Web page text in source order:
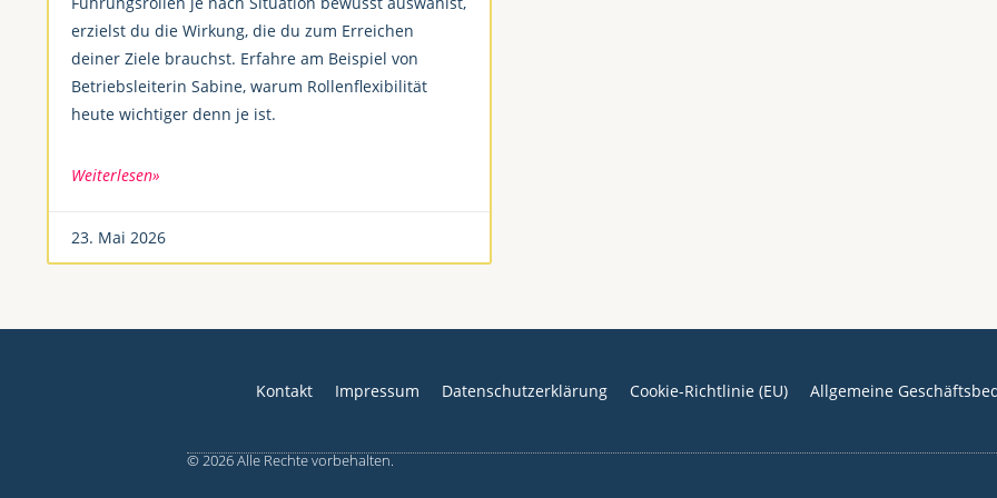
erzielst du die Wirkung, die du zum Erreichen
deiner Ziele brauchst. Erfahre am Beispiel von
Betriebsleiterin Sabine, warum Rollenflexibilität
heute wichtiger denn je ist.
Weiterlesen»
23. Mai 2026
Kontakt Impressum Datenschutzerklärung Cookie-Richtlinie (EU) Allgemeine
© 2026 Alle Rechte vorbehalten.